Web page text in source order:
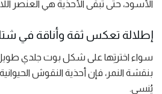
الأسود، حتى تبقى الأحذية هي العنصر
إطلالة تعكس ثقة وأناقة في شتاء
سواء اخترتِها على شكل بوت جلدي
بنقشة النمر، فإن أحذية النقوش
يُنسى.